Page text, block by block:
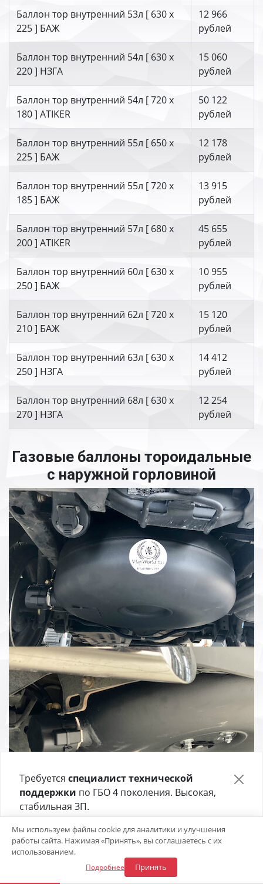
Баллон тор внутренний 53л [ 630 х
225 ] БАЖ
12 966
рублей
Баллон тор внутренний 54л [ 630 х
220 ] НЗГА
15 060
рублей
Баллон тор внутренний 54л [ 720 х
180 ] ATIKER
50 122
рублей
Баллон тор внутренний 55л [ 650 х
225 ] БАЖ
12 178
рублей
Баллон тор внутренний 55л [ 720 х
185 ] БАЖ
13 915
рублей
Баллон тор внутренний 57л [ 680 х
200 ] ATIKER
45 655
рублей
Баллон тор внутренний 60л [ 630 х
250 ] БАЖ
10 955
рублей
Баллон тор внутренний 62л [ 720 х
210 ] БАЖ
15 120
рублей
Баллон тор внутренний 63л [ 630 х
250 ] НЗГА
14 412
рублей
Баллон тор внутренний 68л [ 630 х
270 ] НЗГА
12 254
рублей
Газовые баллоны тороидальные
с наружной горловиной
Мы используем файлы cookie для аналитики и улучшения
работы сайта. Нажимая «Принять», вы соглашаетесь с их
использованием.
Подробнее Принять
Требуется специалист технической
поддержки по ГБО 4 поколения. Высокая,
стабильная ЗП.
Отправьте своё резюме в форме ниже 👇
Откликнуться на вакансию